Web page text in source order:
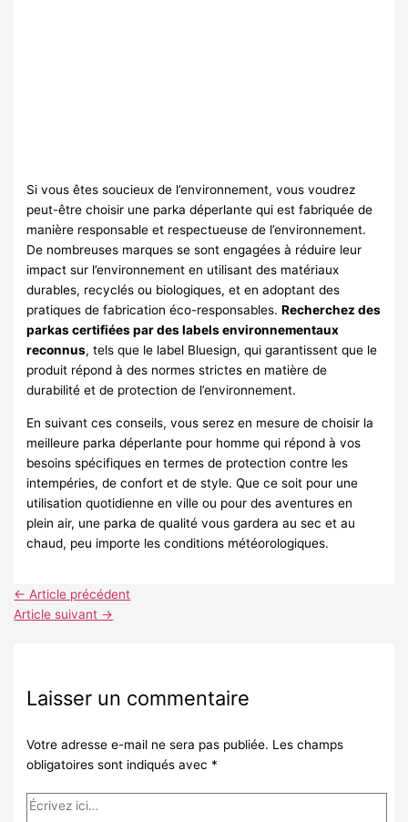
Si vous êtes soucieux de l’environnement, vous voudrez
peut-être choisir une parka déperlante qui est fabriquée de
manière responsable et respectueuse de l’environnement.
De nombreuses marques se sont engagées à réduire leur
impact sur l’environnement en utilisant des matériaux
durables, recyclés ou biologiques, et en adoptant des
pratiques de fabrication éco-responsables.Recherchez des
parkas certifiées par des labels environnementaux
reconnus, tels que le label Bluesign, qui garantissent que le
produit répond à des normes strictes en matière de
durabilité et de protection de l’environnement.
En suivant ces conseils, vous serez en mesure de choisir la
meilleure parka déperlante pour homme qui répond à vos
besoins spécifiques en termes de protection contre les
intempéries, de confort et de style. Que ce soit pour une
utilisation quotidienne en ville ou pour des aventures en
plein air, une parka de qualité vous gardera au sec et au
chaud, peu importe les conditions météorologiques.
← Article précédent
Article suivant →
Laisser un commentaire
Votre adresse e-mail ne sera pas publiée. Les champs
obligatoires sont indiqués avec *
Écrivez